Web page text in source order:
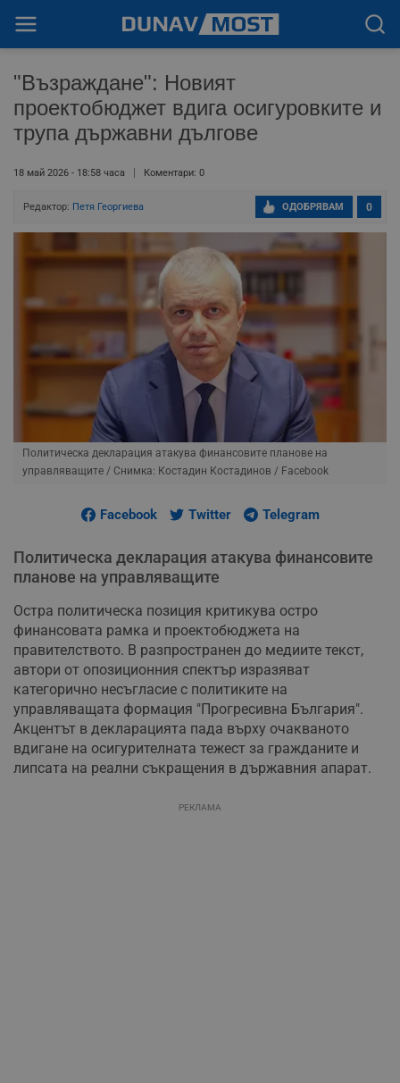
"Възраждане": Новият
проектобюджет вдига осигуровките и
трупа държавни дългове
18 май 2026 - 18:58 часа Коментари: 0
Редактор: Петя Георгиева 0
ОДОБРЯВАМ
Политическа декларация атакува финансовите планове на
управляващите / Снимка: Костадин Костадинов / Facebook
Facebook Twitter Telegram
Политическа декларация атакува финансовите
планове на управляващите
Остра политическа позиция критикува остро
финансовата рамка и проектобюджета на
правителството. В разпространен до медиите текст,
автори от опозиционния спектър изразяват
категорично несъгласие с политиките на
управляващата формация "Прогресивна България".
Акцентът в декларацията пада върху очакваното
вдигане на осигурителната тежест за гражданите и
липсата на реални съкращения в държавния апарат.
РЕКЛАМА